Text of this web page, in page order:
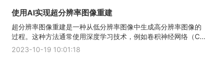
使用AI实现超分辨率图像重建
超分辨率图像重建是一种从低分辨率图像中生成高分辨率图像的
过程。这种方法通常使用深度学习技术，例如卷积神经网络（C...
2023-10-19 10:01:18